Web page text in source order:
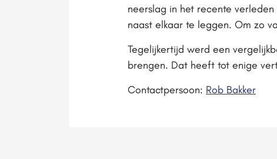
neerslag in het recente
naast elkaar te leggen. Om zo
Tegelijkertijd werd een
brengen. Dat heeft tot enige
Contactpersoon: Rob Bakker